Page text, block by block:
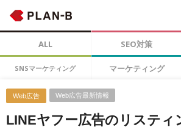
ALL SEO対策
SNSマーケティング マーケティング
Web広告 Web広告最新情報
LINEヤフー広告のリスティ